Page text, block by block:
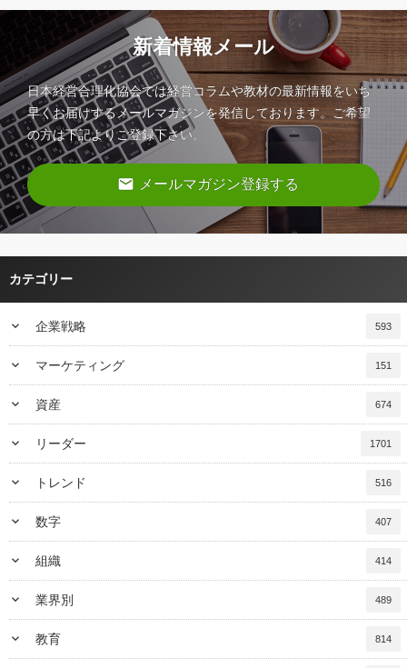
新着情報メール
日本経営合理化協会では経営コラムや教材の最新情報をいち
早くお届けするメールマガジンを発信しております。ご希望
の方は下記よりご登録下さい。
email メールマガジン登録する
カテゴリー
keyboard_arrow_down 企業戦略 593
keyboard_arrow_down マーケティング 151
keyboard_arrow_down 資産 674
keyboard_arrow_down リーダー 1701
keyboard_arrow_down トレンド 516
keyboard_arrow_down 数字 407
keyboard_arrow_down 組織 414
keyboard_arrow_down 業界別 489
keyboard_arrow_down 教育 814